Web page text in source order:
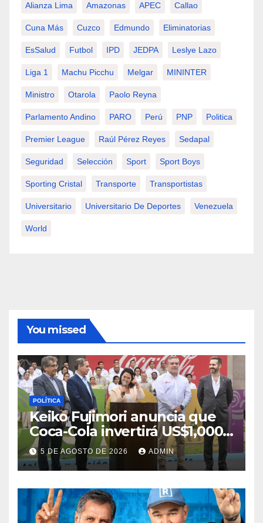
Alianza Lima Amazonas APEC Callao
Cuna Más Cuzco Edmundo Eliminatorias
EsSalud Futbol IPD JEDPA Leslye Lazo
Liga 1 Machu Picchu Melgar MININTER
Ministro Otarola Paolo Reyna
Parlamento Andino PARO Perú PNP Politica
Premier League Raúl Pérez Reyes Sedapal
Seguridad Selección Sport Sport Boys
Sporting Cristal Transporte Transportistas
Universitario Universitario De Deportes Venezuela
World
You missed
POLÍTICA
Keiko Fujimori anuncia que
Coca-Cola invertirá US$1,000
millones en 5 años
5 DE AGOSTO DE 2026 ADMIN